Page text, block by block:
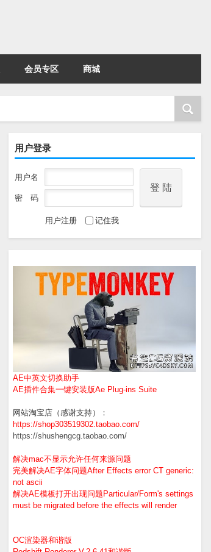
会员专区 商城
用户登录
用户名
密 码
用户注册 记住我
AE中英文切换助手
AE插件合集一键安装版Ae Plug-ins Suite
网站淘宝店（感谢支持）：
https://shop303519302.taobao.com/
https://shushengcg.taobao.com/
解决mac不显示允许任何来源问题
完美解决AE字体问题After Effects error CT generic:
not ascii
解决AE模板打开出现问题Particular/Form's settings
must be migrated before the effects will render
OC渲染器和谐版